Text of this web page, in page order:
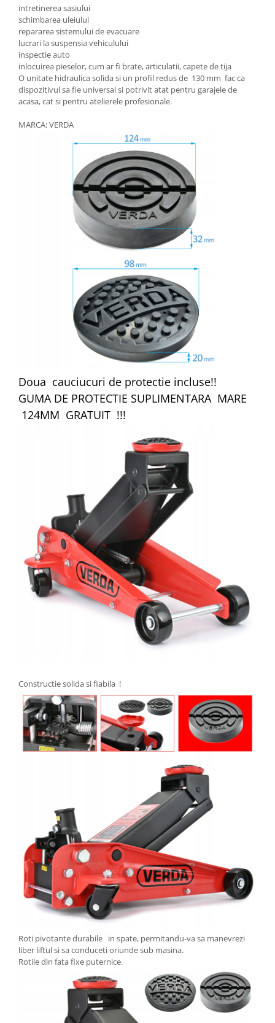
intretinerea sasiului
schimbarea uleiului
repararea sistemului de evacuare
lucrari la suspensia vehiculului
inspectie auto
inlocuirea pieselor, cum ar fi brate, articulatii, capete de tija
O unitate hidraulica solida si un profil redus de 130 mm fac ca
dispozitivul sa fie universal si potrivit atat pentru garajele de
acasa, cat si pentru atelierele profesionale.
MARCA: VERDA
Doua cauciucuri de protectie incluse!!
GUMA DE PROTECTIE SUPLIMENTARA MARE
124MM GRATUIT !!!
Constructie solida si fiabila !
Roti pivotante durabile in spate, permitandu-va sa manevrezi
liber liftul si sa conduceti oriunde sub masina.
Rotile din fata fixe puternice.